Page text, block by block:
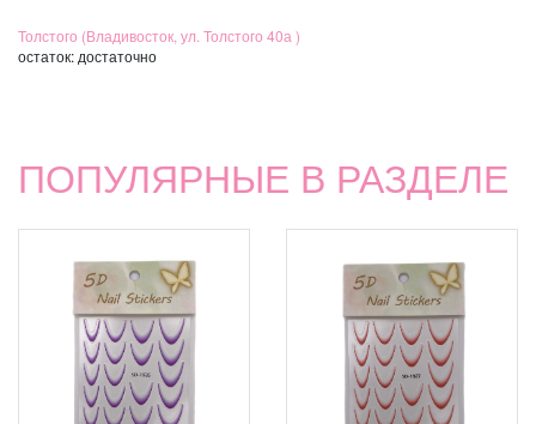
Толстого (Владивосток, ул. Толстого 40а )
остаток: достаточно
ПОПУЛЯРНЫЕ В РАЗДЕЛЕ